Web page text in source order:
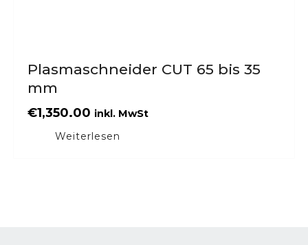
Plasmaschneider CUT 65 bis 35
mm
€1,350.00 inkl. MwSt
Weiterlesen